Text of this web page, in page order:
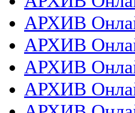
АРХИВ
АРХИВ
АРХИВ
АРХИВ